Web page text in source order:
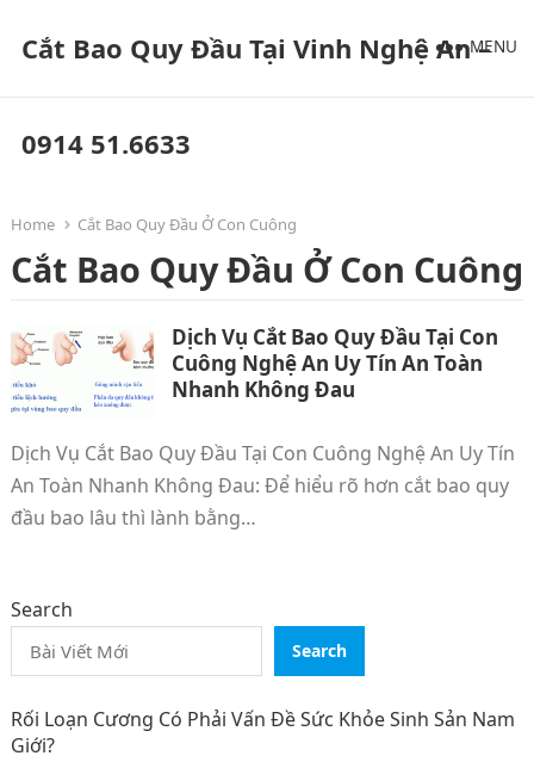
Cắt Bao Quy Đầu Tại Vinh Nghệ An –
0914 51.6633
MENU
Home Cắt Bao Quy Đầu Ở Con Cuông‎‎‎‎‎‎‎
Cắt Bao Quy Đầu Ở Con Cuông‎‎‎‎‎‎‎
Dịch Vụ Cắt Bao Quy Đầu Tại Con
Cuông Nghệ An Uy Tín An Toàn
Nhanh Không Đau
Dịch Vụ Cắt Bao Quy Đầu Tại Con Cuông Nghệ An Uy Tín
An Toàn Nhanh Không Đau: Để hiểu rõ hơn cắt bao quy
đầu bao lâu thì lành bằng…
Search
Search
Rối Loạn Cương Có Phải Vấn Đề Sức Khỏe Sinh Sản Nam
Giới?